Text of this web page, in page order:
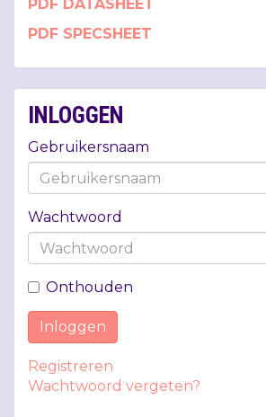
PDF DATASHEET
PDF SPECSHEET
INLOGGEN
Gebruikersnaam
Wachtwoord
Onthouden
Inloggen
Registreren
Wachtwoord vergeten?